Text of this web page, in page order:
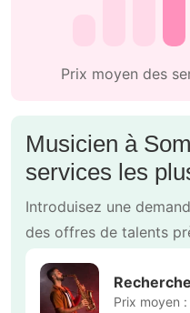
Prix moyen des
Musicien à
services les
Introduisez une
des offres de talents
Prix moyen :